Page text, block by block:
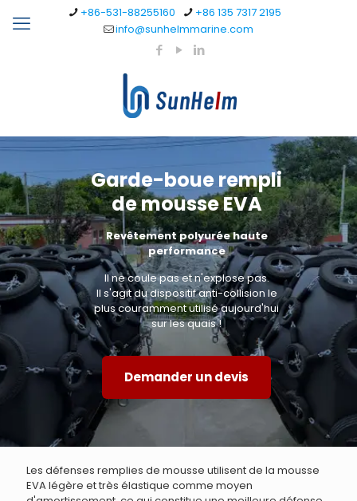
+86-531-88255160
+86 135 7317 2195
info@sunhelmmarine.com
Garde-boue rempli
de mousse EVA
Revêtement polyurée haute
performance
Il ne coule pas et n'explose pas.
Il s'agit du dispositif anti-collision le
plus couramment utilisé aujourd'hui
sur les quais !
Demander un devis
Les défenses remplies de mousse utilisent de la mousse
EVA légère et très élastique comme moyen